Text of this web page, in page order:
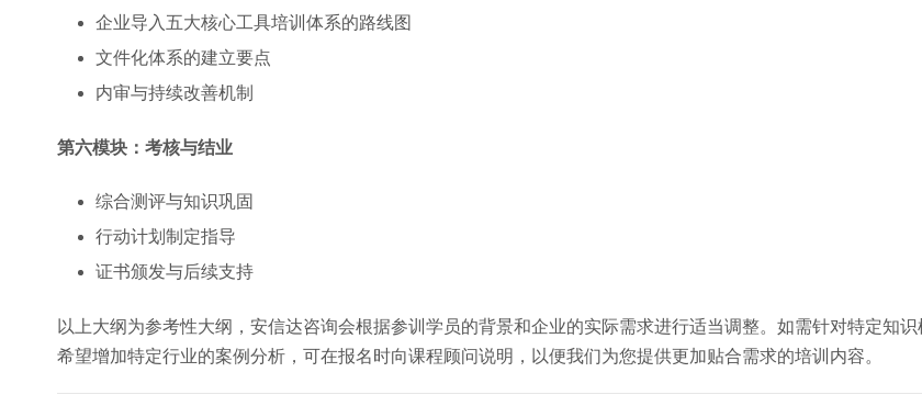
企业导入五大核心工具培训体系的路线图
文件化体系的建立要点
内审与持续改善机制
第六模块：考核与结业
综合测评与知识巩固
行动计划制定指导
证书颁发与后续支持
以上大纲为参考性大纲，安信达咨询会根据参训学员的背景和企业的实际需求进行适当调整。如需针对特定知
希望增加特定行业的案例分析，可在报名时向课程顾问说明，以便我们为您提供更加贴合需求的培训内容。